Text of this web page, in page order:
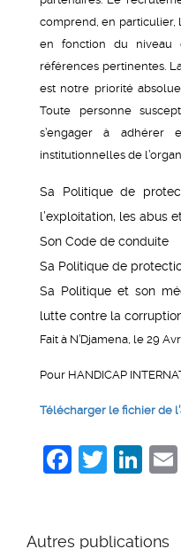
comprend, en particulier,
en fonction du niveau
références pertinentes.
est notre priorité
Toute personne
s’engager à adhérer
institutionnelles de
Sa Politique de
l’exploitation, les abus
Son Code de conduite
Sa Politique de
Sa Politique et son
lutte contre la
Fait à N’Djamena, le 29
Pour HANDICAP
Télécharger le fichier de
Autres publications